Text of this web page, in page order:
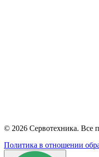
© 2026 Сервотехника. Все
Политика в отношении